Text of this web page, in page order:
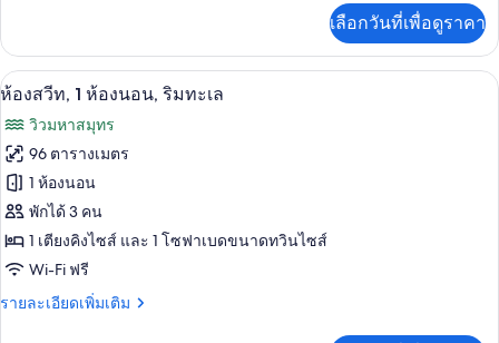
วิว
ทะเล
(Partial,
Romance)
เกี่ยว
กับ
ห้อง
ท,
ห้อง
นอน,
วิว
ทะเล
(Partial,
Romance)
เลือกวันที่เพื่อดูราคา
เปิด
ภาพถ่าย
ทั้งหมด
ของ
ห้อง
สวีท,
1
ห้อง
ห้องสวีท, 1 ห้องนอน, ริมทะเล | เครื่อ
6
ห้องสวีท, 1 ห้องนอน, ริมทะเล
วิวมหาสมุทร
96 ตารางเมตร
1 ห้องนอน
พักได้ 3 คน
1 เตียงคิงไซส์ และ 1 โซฟาเบดขนาดทวินไซส์
Wi-Fi ฟรี
รายละเอียดเพิ่มเติม
ราย